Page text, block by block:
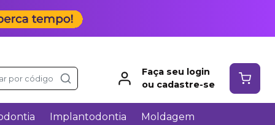
por código
Faça seu login
ou cadastre-se
Implantodontia Moldagem